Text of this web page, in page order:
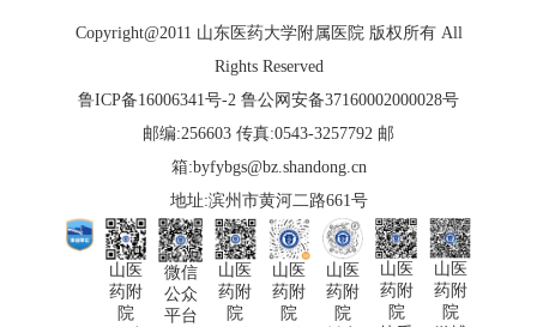
Copyright@2011 山东医药大学附属医院 版权所有 All
Rights Reserved
鲁ICP备16006341号-2 鲁公网安备37160002000028号
邮编:256603 传真:0543-3257792 邮
箱:byfybgs@bz.shandong.cn
地址:滨州市黄河二路661号
山医
药附
院
微信
公众
平台
山医
药附
院
山医
药附
院
山医
药附
院
山医
药附
院
山医
药附
院